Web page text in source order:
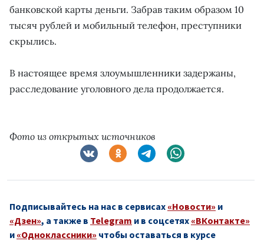
банковской карты деньги. Забрав таким образом 10
тысяч рублей и мобильный телефон, преступники
скрылись.
В настоящее время злоумышленники задержаны,
расследование уголовного дела продолжается.
Фото из открытых источников
Подписывайтесь на нас в сервисах «Новости» и
«Дзен», а также в Telegram и в соцсетях «ВКонтакте»
и «Одноклассники» чтобы оставаться в курсе